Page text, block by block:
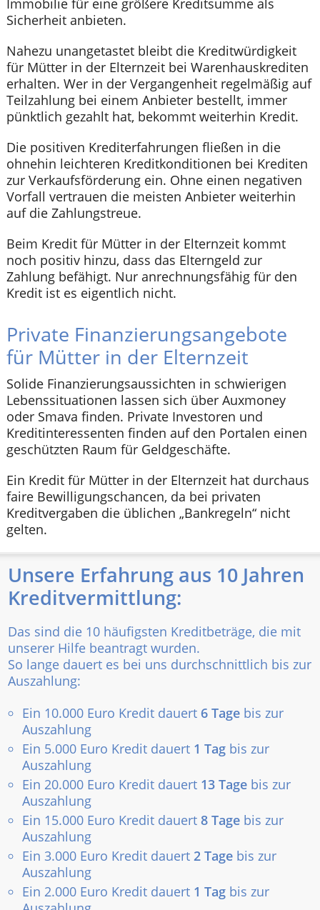
Immobilie für eine größere Kreditsumme als
Sicherheit anbieten.
Nahezu unangetastet bleibt die Kreditwürdigkeit
für Mütter in der Elternzeit bei Warenhauskrediten
erhalten. Wer in der Vergangenheit regelmäßig auf
Teilzahlung bei einem Anbieter bestellt, immer
pünktlich gezahlt hat, bekommt weiterhin Kredit.
Die positiven Krediterfahrungen fließen in die
ohnehin leichteren Kreditkonditionen bei Krediten
zur Verkaufsförderung ein. Ohne einen negativen
Vorfall vertrauen die meisten Anbieter weiterhin
auf die Zahlungstreue.
Beim Kredit für Mütter in der Elternzeit kommt
noch positiv hinzu, dass das Elterngeld zur
Zahlung befähigt. Nur anrechnungsfähig für den
Kredit ist es eigentlich nicht.
Private Finanzierungsangebote
für Mütter in der Elternzeit
Solide Finanzierungsaussichten in schwierigen
Lebenssituationen lassen sich über Auxmoney
oder Smava finden. Private Investoren und
Kreditinteressenten finden auf den Portalen einen
geschützten Raum für Geldgeschäfte.
Ein Kredit für Mütter in der Elternzeit hat durchaus
faire Bewilligungschancen, da bei privaten
Kreditvergaben die üblichen „Bankregeln“ nicht
gelten.
Unsere Erfahrung aus 10 Jahren
Kreditvermittlung:
Das sind die 10 häufigsten Kreditbeträge, die mit
unserer Hilfe beantragt wurden.
So lange dauert es bei uns durchschnittlich bis zur
Auszahlung:
Ein 10.000 Euro Kredit dauert6 Tage bis zur
Auszahlung
Ein 5.000 Euro Kredit dauert 1 Tag bis zur
Auszahlung
Ein 20.000 Euro Kredit dauert 13 Tage bis zur
Auszahlung
Ein 15.000 Euro Kredit dauert8 Tage bis zur
Auszahlung
Ein 3.000 Euro Kredit dauert2 Tage bis zur
Auszahlung
Ein 2.000 Euro Kredit dauert 1 Tag bis zur